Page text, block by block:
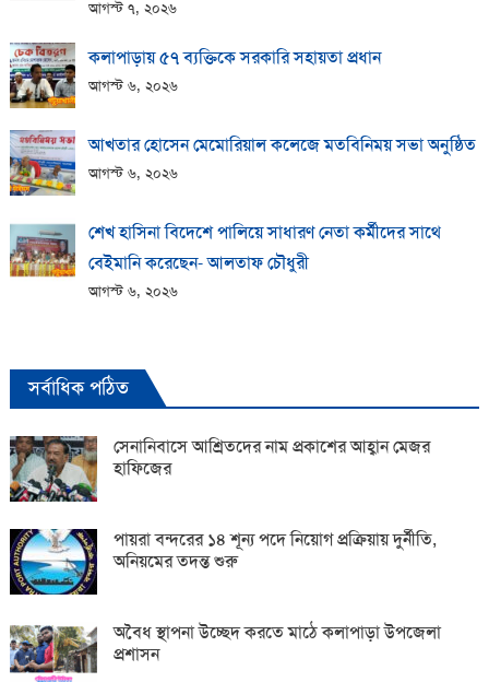
আগস্ট ৭, ২০২৬
কলাপাড়ায় ​৫৭ ব্যক্তিকে সরকারি সহায়তা প্রধান
আগস্ট ৬, ২০২৬
আখতার হোসেন মেমোরিয়াল কলেজে মতবিনিময় সভা অনুষ্ঠিত
আগস্ট ৬, ২০২৬
শেখ হাসিনা বিদেশে পালিয়ে সাধারণ নেতা কর্মীদের সাথে
বেইমানি করেছেন- আলতাফ চৌধুরী
আগস্ট ৬, ২০২৬
সর্বাধিক পঠিত
সেনানিবাসে আশ্রিতদের নাম প্রকাশের আহ্বান মেজর
হাফিজের
পায়রা বন্দরের ১৪ শূন্য পদে নিয়োগ প্রক্রিয়ায় দুর্নীতি,
অনিয়মের তদন্ত শুরু
অবৈধ স্থাপনা উচ্ছেদ করতে মাঠে কলাপাড়া উপজেলা
প্রশাসন